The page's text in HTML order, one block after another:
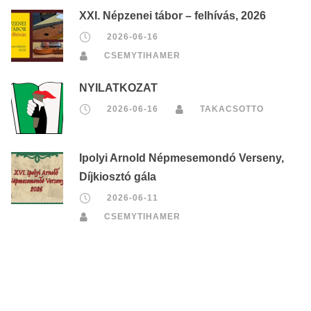
XXI. Népzenei tábor – felhívás, 2026
2026-06-16
CSEMYTIHAMER
NYILATKOZAT
2026-06-16 TAKACSOTTO
Ipolyi Arnold Népmesemondó Verseny,
Díjkiosztó gála
2026-06-11
CSEMYTIHAMER